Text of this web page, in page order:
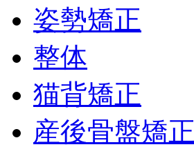
姿勢矯正
整体
猫背矯正
産後骨盤矯正